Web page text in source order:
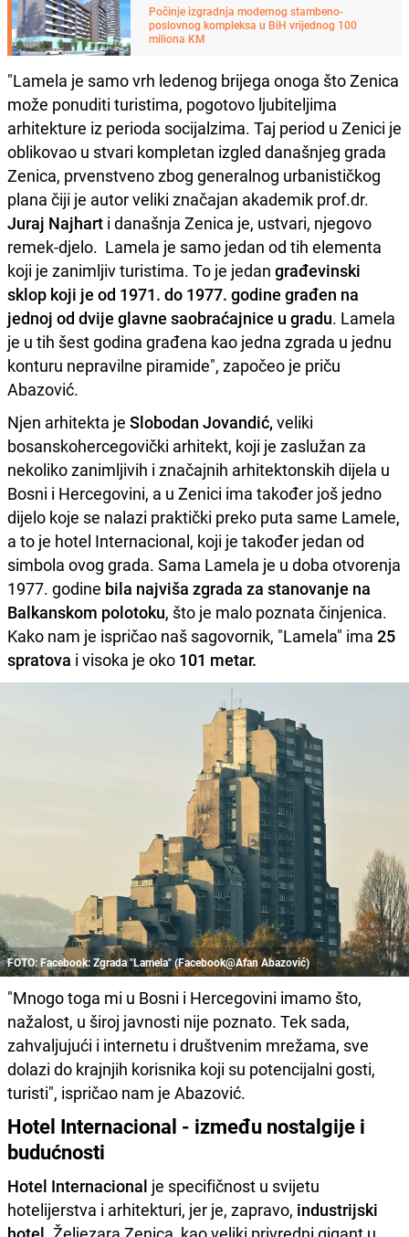
Počinje izgradnja modernog stambeno-
poslovnog kompleksa u BiH vrijednog 100
miliona KM
"Lamela je samo vrh ledenog brijega onoga što Zenica
može ponuditi turistima, pogotovo ljubiteljima
arhitekture iz perioda socijalzima. Taj period u Zenici je
oblikovao u stvari kompletan izgled današnjeg grada
Zenica, prvenstveno zbog generalnog urbanističkog
plana čiji je autor veliki značajan akademik prof.dr.
Juraj Najhart i današnja Zenica je, ustvari, njegovo
remek-djelo. Lamela je samo jedan od tih elementa
koji je zanimljiv turistima. To je jedan građevinski
sklop koji je od 1971. do 1977. godine građen na
jednoj od dvije glavne saobraćajnice u gradu. Lamela
je u tih šest godina građena kao jedna zgrada u jednu
konturu nepravilne piramide", započeo je priču
Abazović.
Njen arhitekta je Slobodan Jovandić, veliki
bosanskohercegovički arhitekt, koji je zaslužan za
nekoliko zanimljivih i značajnih arhitektonskih dijela u
Bosni i Hercegovini, a u Zenici ima također još jedno
dijelo koje se nalazi praktički preko puta same Lamele,
a to je hotel Internacional, koji je također jedan od
simbola ovog grada. Sama Lamela je u doba otvorenja
1977. godine bila najviša zgrada za stanovanje na
Balkanskom polotoku, što je malo poznata činjenica.
Kako nam je ispričao naš sagovornik, "Lamela" ima 25
spratova i visoka je oko 101 metar.
FOTO: Facebook: Zgrada "Lamela" (Facebook@Afan Abazović)
"Mnogo toga mi u Bosni i Hercegovini imamo što,
nažalost, u široj javnosti nije poznato. Tek sada,
zahvaljujući i internetu i društvenim mrežama, sve
dolazi do krajnjih korisnika koji su potencijalni gosti,
turisti", ispričao nam je Abazović.
Hotel Internacional - između nostalgije i
budućnosti
Hotel Internacional je specifičnost u svijetu
hotelijerstva i arhitekturi, jer je, zapravo, industrijski